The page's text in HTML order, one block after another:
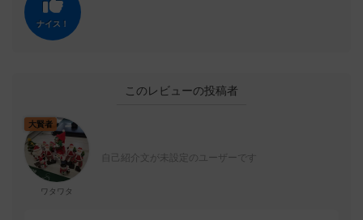
ナイス！
このレビューの投稿者
大賢者
ワタワタ
自己紹介文が未設定のユーザーです